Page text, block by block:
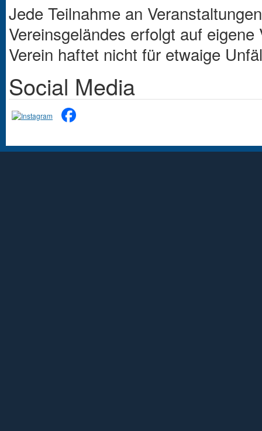
Jede Teilnahme an
Vereinsgeländes erfolgt auf
Verein haftet nicht für etwaige
Social Media